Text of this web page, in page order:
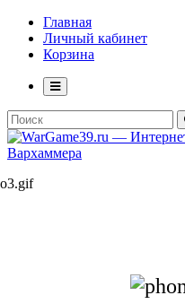
Главная
Личный кабинет
Корзина